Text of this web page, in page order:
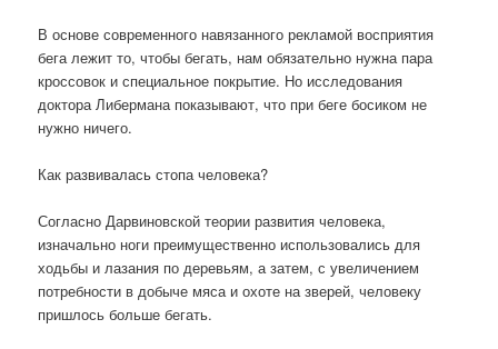
В основе современного навязанного рекламой восприятия
бега лежит то, чтобы бегать, нам обязательно нужна пара
кроссовок и специальное покрытие. Но исследования
доктора Либермана показывают, что при беге босиком не
нужно ничего.
Как развивалась стопа человека?
Согласно Дарвиновской теории развития человека,
изначально ноги преимущественно использовались для
ходьбы и лазания по деревьям, а затем, с увеличением
потребности в добыче мяса и охоте на зверей, человеку
пришлось больше бегать.